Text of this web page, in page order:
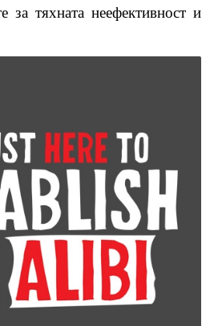
за тяхната неефективност и